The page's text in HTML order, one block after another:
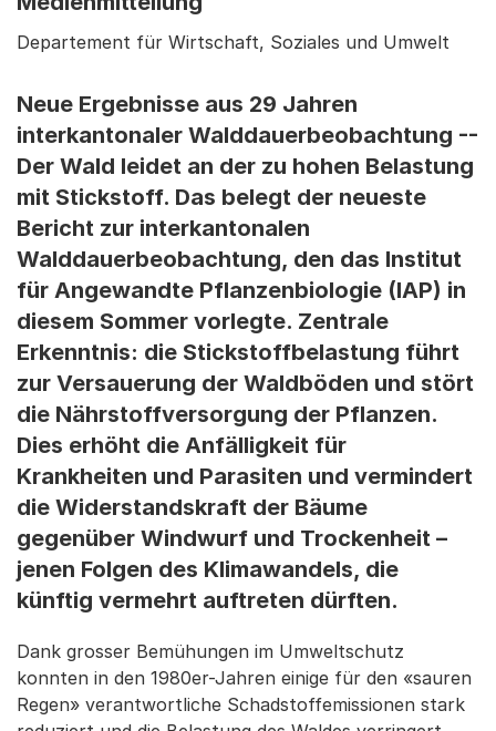
Departement für Wirtschaft, Soziales und Umwelt
Neue Ergebnisse aus 29 Jahren
interkantonaler Walddauerbeobachtung --
Der Wald leidet an der zu hohen Belastung
mit Stickstoff. Das belegt der neueste
Bericht zur interkantonalen
Walddauerbeobachtung, den das Institut
für Angewandte Pflanzenbiologie (IAP) in
diesem Sommer vorlegte. Zentrale
Erkenntnis: die Stickstoffbelastung führt
zur Versauerung der Waldböden und stört
die Nährstoffversorgung der Pflanzen.
Dies erhöht die Anfälligkeit für
Krankheiten und Parasiten und vermindert
die Widerstandskraft der Bäume
gegenüber Windwurf und Trockenheit –
jenen Folgen des Klimawandels, die
künftig vermehrt auftreten dürften.
Dank grosser Bemühungen im Umweltschutz
konnten in den 1980er-Jahren einige für den «sauren
Regen» verantwortliche Schadstoffemissionen stark